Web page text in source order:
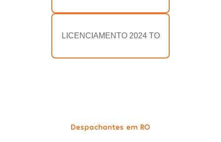
LICENCIAMENTO 2024 TO
Despachantes em RO